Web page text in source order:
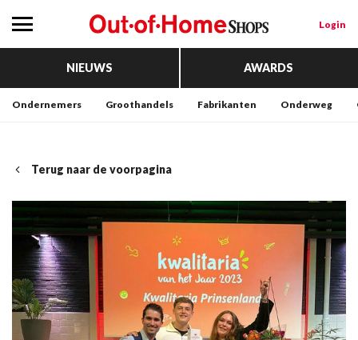
Login
NIEUWS AWARDS
Ondernemers Groothandels Fabrikanten Onderweg
Terug naar de voorpagina